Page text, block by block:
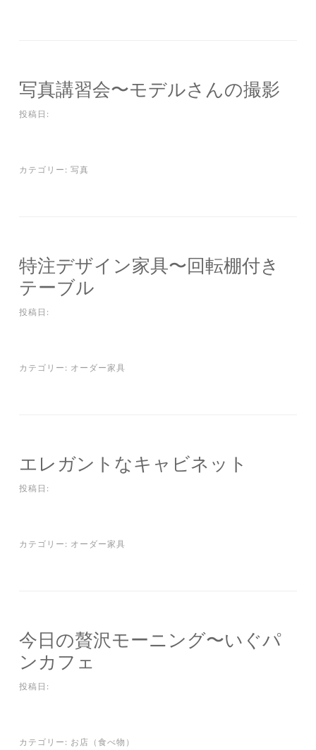
写真講習会〜モデルさんの撮影
投稿日:
カテゴリー: 写真
特注デザイン家具〜回転棚付き
テーブル
投稿日:
カテゴリー: オーダー家具
エレガントなキャビネット
投稿日:
カテゴリー: オーダー家具
今日の贅沢モーニング〜いぐパ
ンカフェ
投稿日:
カテゴリー: お店（食べ物）